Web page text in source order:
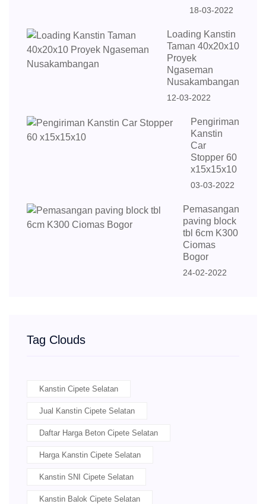
18-03-2022
Loading Kanstin
Taman 40x20x10
Proyek
Ngaseman
Nusakambangan
12-03-2022
Pengiriman
Kanstin
Car
Stopper 60
x15x15x10
03-03-2022
Pemasangan
paving block
tbl 6cm K300
Ciomas
Bogor
24-02-2022
Tag Clouds
Kanstin Cipete Selatan
Jual Kanstin Cipete Selatan
Daftar Harga Beton Cipete Selatan
Harga Kanstin Cipete Selatan
Kanstin SNI Cipete Selatan
Kanstin Balok Cipete Selatan